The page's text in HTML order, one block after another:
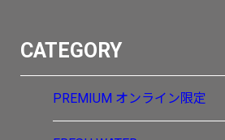
CATEGORY
PREMIUM オンライン限定